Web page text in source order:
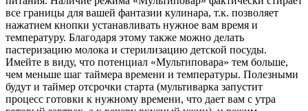
все границы для вашей фантазии кулинара, т.к. позволяет
нажатием кнопки устанавливать нужное вам время и
температуру. Благодаря этому также можно делать
пастеризацию молока и стерилизацию детской посуды.
Имейте в виду, что потенциал «Мультиповара» тем больше,
чем меньше шаг таймера времени и температуры. Полезными
будут и таймер отсрочки старта (мультиварка запустит
процесс готовки к нужному времени, что дает вам с утра